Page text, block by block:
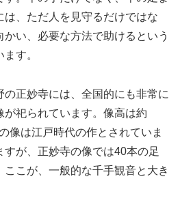
は、ただ人を見守るだけではな
かい、必要な方法で助けるという
す。
正妙寺には、全国的にも非常に
祀られています。像高は約
像は江戸時代の作とされていま
が、正妙寺の像では40本の足
こが、一般的な千手観音と大き